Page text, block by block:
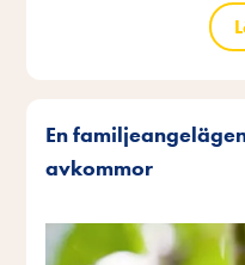
En
avkommor